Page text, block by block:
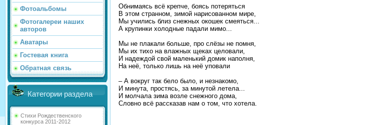
Фотоальбомы
Фотогалереи наших
авторов
Аватары
Гостевая книга
Обратная связь
Категории раздела
Стихи Рождественского
конкурса 2011-2012
Обнимаясь всё крепче, боясь потеряться
В этом странном, зимой нарисованном мире,
Мы учились близ снежных окошек смеяться...
А крупинки холодные падали мимо...
Мы не плакали больше, про слёзы не помня,
Мы их тихо на влажных щеках целовали,
И надеждой свой маленький домик наполня,
На неё, только лишь на неё уповали
– А вокруг так бело было, и незнакомо,
И минута, простясь, за минутой летела...
И молчала зима возле снежного дома,
Словно всё рассказав нам о том, что хотела.